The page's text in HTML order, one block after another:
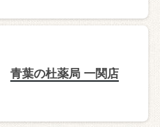
青葉の杜薬局 一関店